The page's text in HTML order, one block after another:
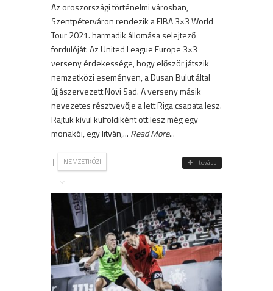
Az oroszországi történelmi városban,
Szentpéterváron rendezik a FIBA 3×3 World
Tour 2021. harmadik állomása selejtező
fordulóját. Az United League Europe 3×3
verseny érdekessége, hogy először játszik
nemzetközi eseményen, a Dusan Bulut által
újjászervezett Novi Sad. A verseny másik
nevezetes résztvevője a lett Riga csapata lesz.
Rajtuk kívül külföldiként ott lesz még egy
monakói, egy litván,... Read More...
| NEMZETKÖZI tovább